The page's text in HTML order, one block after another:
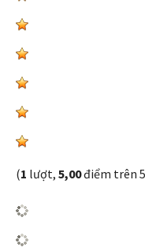
(1 lượt, 5,00điểm trên